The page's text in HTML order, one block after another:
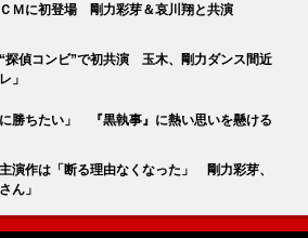
Ｍに初登場 剛力彩芽＆哀川翔と共演
探偵コンビ”で初共演 玉木、剛力ダンス間近
」
勝ちたい」 『黒執事』に熱い思いを懸ける
演作は「断る理由なくなった」 剛力彩芽、
ん」